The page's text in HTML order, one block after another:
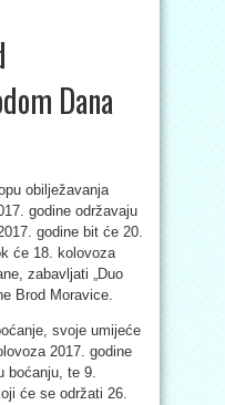
Dana
obilježavanja
godine održavaju
godine bit će 20.
će 18. kolovoza
zabavljati „Duo
Brod Moravice.
svoje umijeće
2017. godine
boćanju, te 9.
će se održati 26.